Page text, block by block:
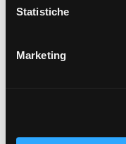
funzionamento, puoi
Statistiche
Marketing